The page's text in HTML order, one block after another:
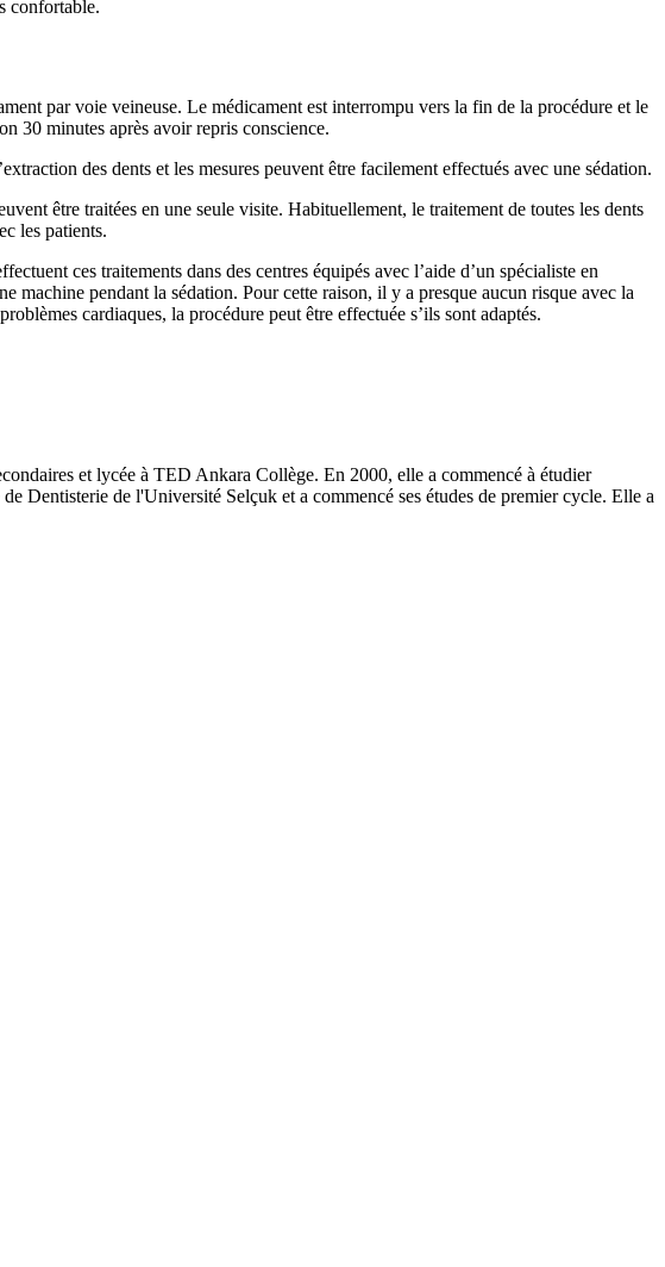
confortable.
par voie veineuse. Le médicament est interrompu vers la fin de la procédure et le
30 minutes après avoir repris conscience.
des dents et les mesures peuvent être facilement effectués avec une sédation.
être traitées en une seule visite. Habituellement, le traitement de toutes les dents
les patients.
ces traitements dans des centres équipés avec l’aide d’un spécialiste en
machine pendant la sédation. Pour cette raison, il y a presque aucun risque avec la
cardiaques, la procédure peut être effectuée s’ils sont adaptés.
et lycée à TED Ankara Collège. En 2000, elle a commencé à étudier
Dentisterie de l'Université Selçuk et a commencé ses études de premier cycle. Elle a